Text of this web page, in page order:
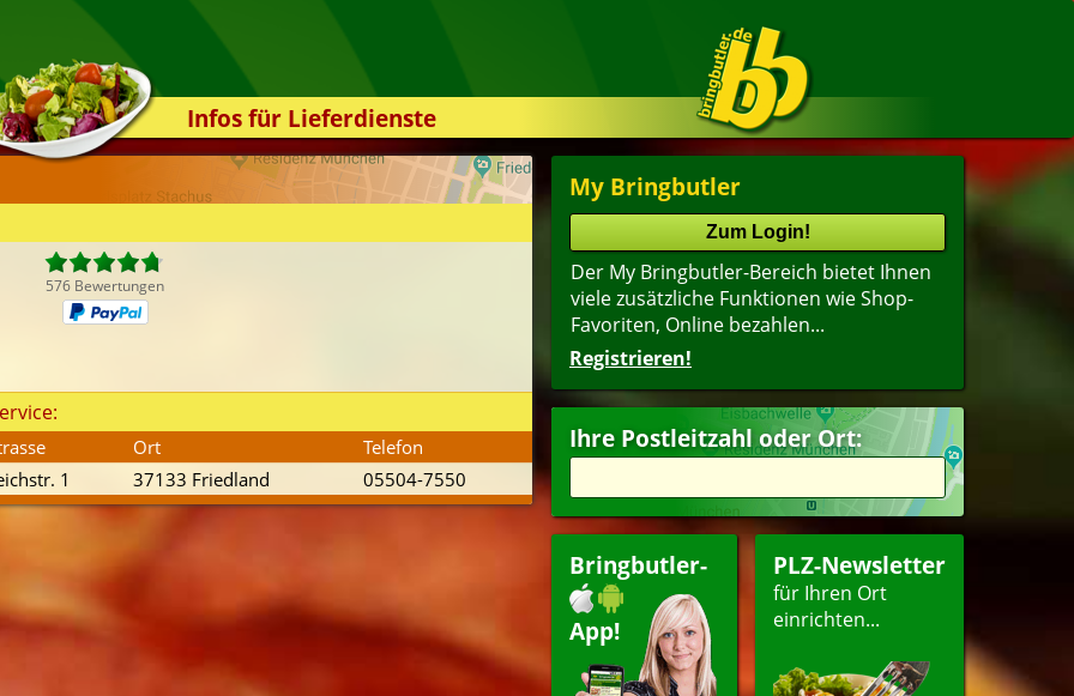
Infos für Lieferdienste
Kassensystem
Zuverlässigkeit
Kontakt
My Bringbutler
Der My Bringbutler-Bereich bietet Ihnen
viele zusätzliche Funktionen wie Shop-
Favoriten, Online bezahlen...
Registrieren!
Ihre Postleitzahl oder Ort:
Bringbutler-
App!
PLZ-Newsletter
für Ihren Ort
einrichten...
576 Bewertungen
Ort
Telefon
1 37133 Friedland 05504-7550